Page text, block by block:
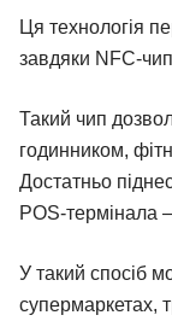
Ця технологія
завдяки NFC-
Такий чип
годинником,
Достатньо
POS-термінала
У такий спосіб
супермаркетах,